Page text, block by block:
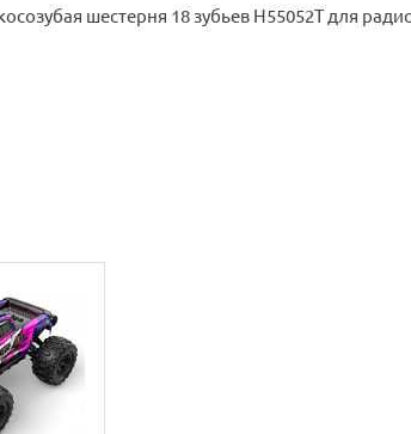
шестерня 18 зубьев H55052T для